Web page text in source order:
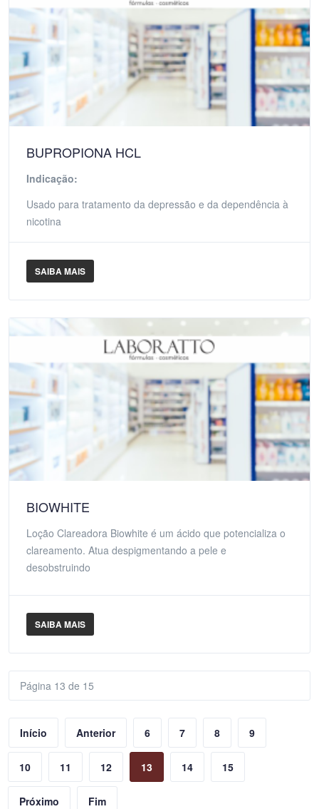
BUPROPIONA HCL
Indicação:
Usado para tratamento da depressão e da dependência à
nicotina
SAIBA MAIS
BIOWHITE
Loção Clareadora Biowhite é um ácido que potencializa o
clareamento. Atua despigmentando a pele e
desobstruindo
SAIBA MAIS
Página 13 de 15
Início Anterior 6 7 8 9
10 11 12 13 14 15
Próximo Fim